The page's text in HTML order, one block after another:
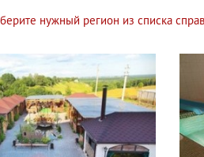
нужный регион из списка